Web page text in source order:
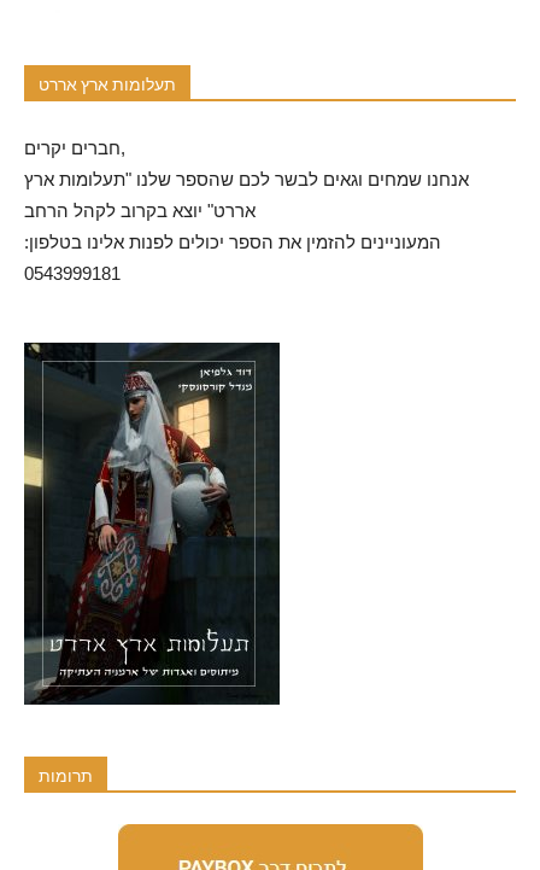
תעלומות ארץ אררט
חברים יקרים,
אנחנו שמחים וגאים לבשר לכם שהספר שלנו "תעלומות ארץ
אררט" יוצא בקרוב לקהל הרחב
המעוניינים להזמין את הספר יכולים לפנות אלינו בטלפון:
0543999181
תרומות